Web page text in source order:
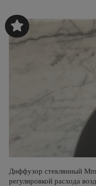
Диффузор стеклянный
регулировкой расхода